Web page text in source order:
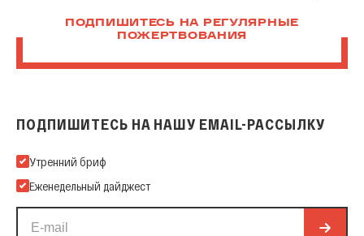
ПОДПИШИТЕСЬ НА РЕГУЛЯРНЫЕ
ПОЖЕРТВОВАНИЯ
ПОДПИШИТЕСЬ НА НАШУ EMAIL-РАССЫЛКУ
Подпишитесь на нашу Email-рассылку
Утренний бриф
Еженедельный дайджест